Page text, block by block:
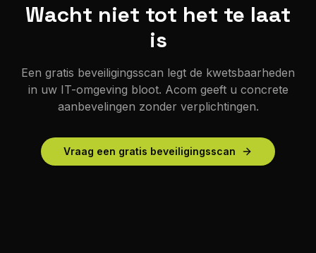
Wacht niet tot het te laat
is
Een gratis beveiligingsscan legt de kwetsbaarheden
in uw IT-omgeving bloot. Acom geeft u concrete
aanbevelingen zonder verplichtingen.
Vraag een gratis beveiligingsscan